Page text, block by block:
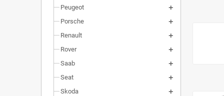
Peugeot
Porsche
Renault
Rover
Saab
Seat
Skoda